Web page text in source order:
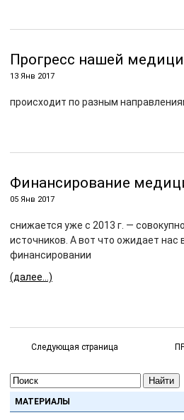
Прогресс нашей
13 Янв 2017
происходит по разным
Финансирование
05 Янв 2017
снижается уже с 2013 г. —
источников. А вот что ожидает
финансировании
(далее…)
Следующая страница
Найти
МАТЕРИАЛЫ